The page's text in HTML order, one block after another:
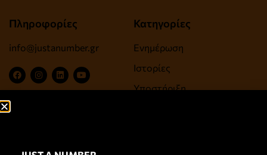
Πληροφορίες
info@justanumber.gr
Κατηγορίες
Ενημέρωση
Ιστορίες
Υποστήριξη